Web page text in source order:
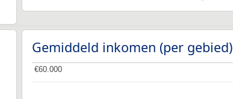
Gemiddeld inkomen (per gebied)
€60.000
€60.000